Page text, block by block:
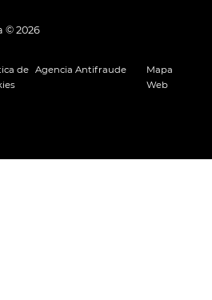
© 2026
de Agencia Antifraude
Mapa
Web